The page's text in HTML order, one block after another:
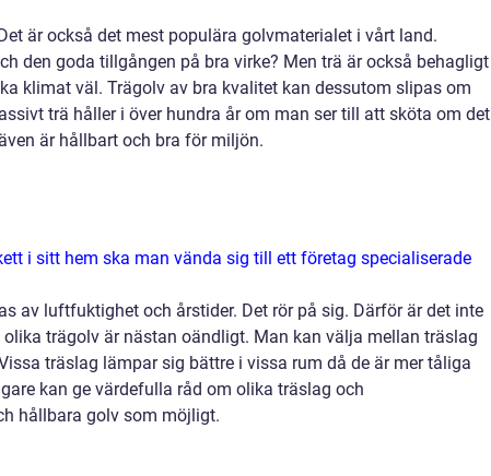
är också det mest populära golvmaterialet i vårt land.
den goda tillgången på bra virke? Men trä är också behagligt
klimat väl. Trägolv av bra kvalitet kan dessutom slipas om
trä håller i över hundra år om man ser till att sköta om det
är hållbart och bra för miljön.
i sitt hem ska man vända sig till ett företag specialiserade
av luftfuktighet och årstider. Det rör på sig. Därför är det inte
trägolv är nästan oändligt. Man kan välja mellan träslag
träslag lämpar sig bättre i vissa rum då de är mer tåliga
kan ge värdefulla råd om olika träslag och
hållbara golv som möjligt.